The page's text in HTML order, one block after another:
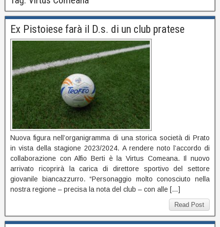
Ex Pistoiese farà il D.s. di un club pratese
Nuova figura nell’organigramma di una storica società di Prato
in vista della stagione 2023/2024. A rendere noto l’accordo di
collaborazione con Alfio Berti è la Virtus Comeana. Il nuovo
arrivato ricoprirà la carica di direttore sportivo del settore
giovanile biancazzurro. “Personaggio molto conosciuto nella
nostra regione – precisa la nota del club – con alle […]
Read Post